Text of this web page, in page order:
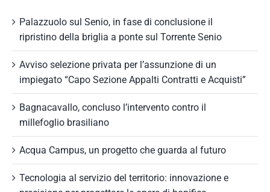
Palazzuolo sul Senio, in fase di conclusione il
ripristino della briglia a ponte sul Torrente Senio
Avviso selezione privata per l’assunzione di un
impiegato “Capo Sezione Appalti Contratti e Acquisti”
Bagnacavallo, concluso l’intervento contro il
millefoglio brasiliano
Acqua Campus, un progetto che guarda al futuro
Tecnologia al servizio del territorio: innovazione e